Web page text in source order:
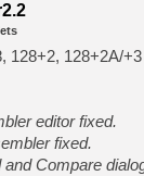
128+2, 128+2A/
editor fixed.
fixed.
Compare